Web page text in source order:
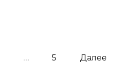
… 5 Далее